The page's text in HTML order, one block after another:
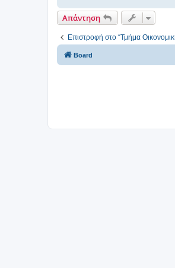
Απάντηση
Επιστροφή στο “Τμήμα
Board